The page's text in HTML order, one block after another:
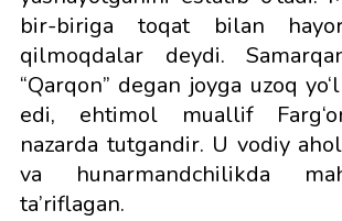
bir-biriga toqat bilan
qilmoqdalar deydi.
“Qarqon” degan joyga uzoq
edi, ehtimol muallif
nazarda tutgandir. U vodiy
va hunarmandchilikda
ta’riflagan.